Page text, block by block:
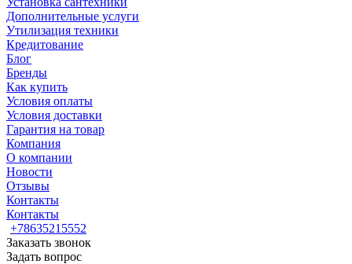
Дополнительные услуги
Утилизация техники
Кредитование
Блог
Бренды
Как купить
Условия оплаты
Условия доставки
Гарантия на товар
Компания
О компании
Новости
Отзывы
Контакты
Контакты
+78635215552
Заказать звонок
Задать вопрос